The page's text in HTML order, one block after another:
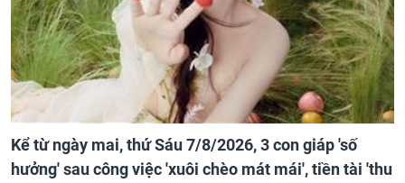
Kể từ ngày mai, thứ Sáu 7/8/2026, 3 con giáp 'số
hưởng' sau công việc 'xuôi chèo mát mái', tiền tài 'thu